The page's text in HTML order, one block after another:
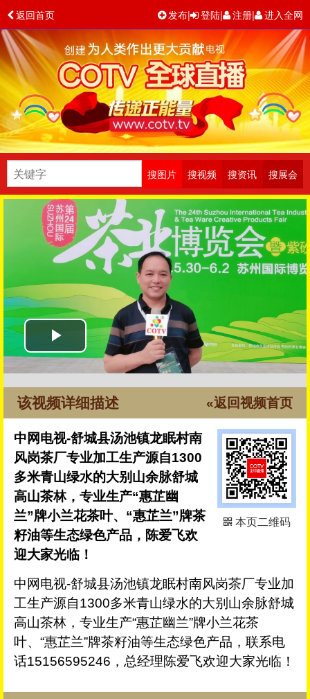
返回首页 发布| 登陆| 注册| 进入全网
«返回视频首页
该视频详细描述
本页二维码
中网电视-舒城县汤池镇龙眠村南
风岗茶厂专业加工生产源自1300
多米青山绿水的大别山余脉舒城
高山茶林，专业生产“惠芷幽
兰”牌小兰花茶叶、“惠芷兰”牌茶
籽油等生态绿色产品，陈爱飞欢
迎大家光临！
中网电视-舒城县汤池镇龙眠村南风岗茶厂专业加
工生产源自1300多米青山绿水的大别山余脉舒城
高山茶林，专业生产“惠芷幽兰”牌小兰花茶
叶、“惠芷兰”牌茶籽油等生态绿色产品，联系电
话15156595246，总经理陈爱飞欢迎大家光临！